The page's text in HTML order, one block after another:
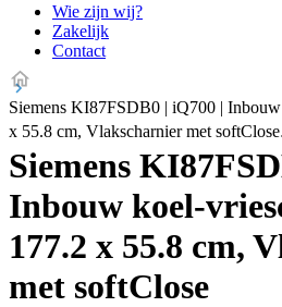
Wie zijn wij?
Zakelijk
Contact
Siemens KI87FSDB0 | iQ700 |
x 55.8 cm, Vlakscharnier met softClose
Siemens
Inbouw koel-
177.2 x 55.8 cm,
met softClose